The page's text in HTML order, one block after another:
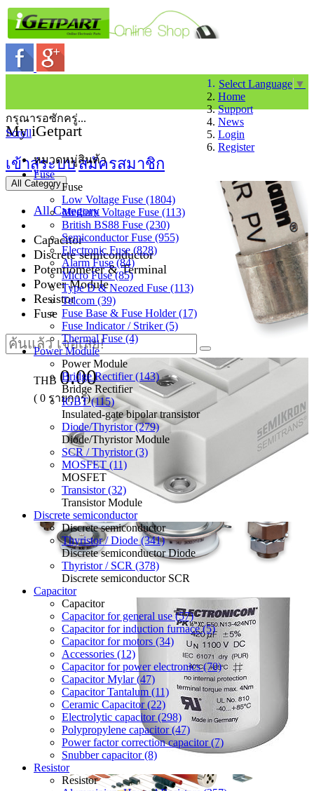
Select Language ▼
Home
Support
News
Login
Register
My iGetpart
เข้าสู่ระบบสมัครสมาชิก
All Category
All Category
Capacitor
Discrete semiconductor
Potentiometer & Terminal
Power Module
Resistor
Fuse
THB 0.00
( 0 รายการ)
กรุณารอซักครู่...
Scroll
หมวดหมู่สินค้า
Fuse
Fuse
Low Voltage Fuse (1804)
Medium Voltage Fuse (113)
British BS88 Fuse (230)
Semiconductor Fuse (955)
Electronic Fuse (828)
Alarm Fuse (84)
Micro Fuse (85)
Type D & Neozed Fuse (113)
Telcom (39)
Fuse Base & Fuse Holder (17)
Fuse Indicator / Striker (5)
Thermal Fuse (4)
Power Module
Power Module
Bridge Rectifier (143)
Bridge Rectifier
IGBT (115)
Insulated-gate bipolar transistor
Diode/Thyristor (279)
Diode/Thyristor Module
SCR / Thyristor (3)
MOSFET (11)
MOSFET
Transistor (32)
Transistor Module
Discrete semiconductor
Discrete semiconductor
Thyristor / Diode (341)
Discrete semiconductor Diode
Thyristor / SCR (378)
Discrete semiconductor SCR
Capacitor
Capacitor
Capacitor for general use (57)
Capacitor for induction furnace (5)
Capacitor for motors (34)
Accessories (12)
Capacitor for power electronics (70)
Capacitor Mylar (47)
Capacitor Tantalum (11)
Ceramic Capacitor (22)
Electrolytic capacitor (298)
Polypropylene capacitor (47)
Power factor correction capacitor (7)
Snubber capacitor (8)
Resistor
Resistor